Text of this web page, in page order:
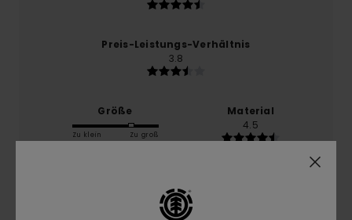
Preis-Leistungs-Verhältnis
3.8
Größe
Zu klein Zu groß
Material
4.5
4.3